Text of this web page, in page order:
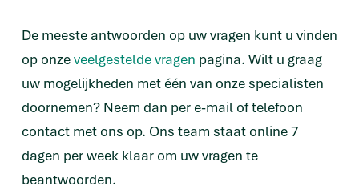
De meeste antwoorden op uw vragen kunt u vinden
op onzeveelgestelde vragen pagina. Wilt u graag
uw mogelijkheden met één van onze specialisten
doornemen? Neem dan per e-mail of telefoon
contact met ons op. Ons team staat online 7
dagen per week klaar om uw vragen te
beantwoorden.